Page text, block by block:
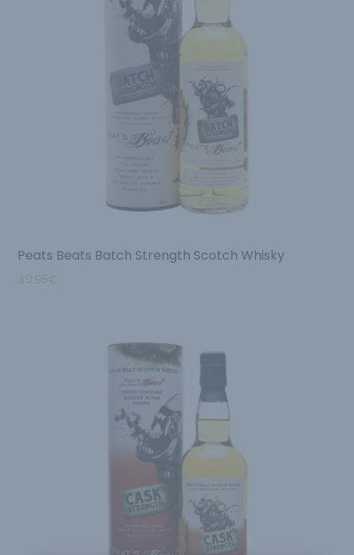
Peats Beats Batch Strength Scotch Whisky
49.95€